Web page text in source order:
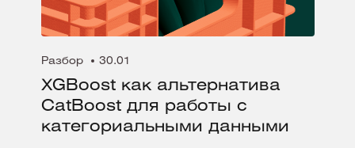
Разбор 30.01
XGBoost как альтернатива
CatBoost для работы с
категориальными данными